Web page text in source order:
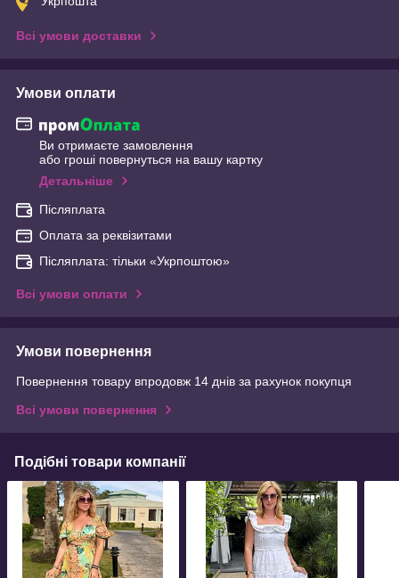
Всі умови доставки
Умови оплати
Ви отримаєте замовлення
або гроші повернуться на вашу картку
Детальніше
Післяплата
Оплата за реквізитами
Післяплата: тільки «Укрпоштою»
Всі умови оплати
Умови повернення
Повернення товару впродовж 14 днів за рахунок покупця
Всі умови повернення
Подібні товари компанії